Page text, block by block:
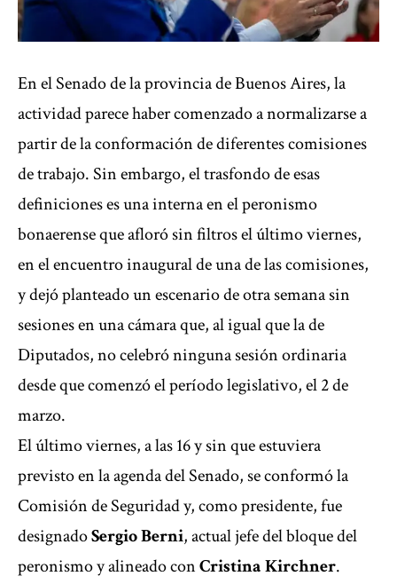
En el Senado de la provincia de Buenos Aires, la
actividad parece haber comenzado a normalizarse a
partir de la conformación de diferentes comisiones
de trabajo. Sin embargo, el trasfondo de esas
definiciones es una interna en el peronismo
bonaerense que afloró sin filtros el último viernes,
en el encuentro inaugural de una de las comisiones,
y dejó planteado un escenario de otra semana sin
sesiones en una cámara que, al igual que la de
Diputados, no celebró ninguna sesión ordinaria
desde que comenzó elperíodo legislativo, el 2 de
marzo.
El último viernes, a las 16 y sin que estuviera
previsto en la agenda del Senado, se conformó la
Comisión de Seguridad y, como presidente, fue
designadoSergio Berni, actual jefe del bloque del
peronismo y alineado conCristina Kirchner.